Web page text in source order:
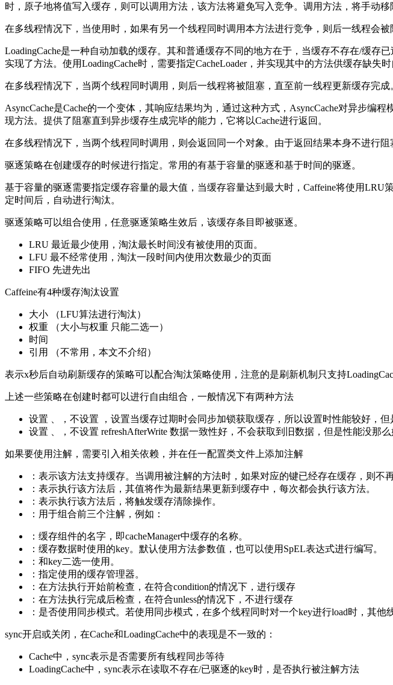
时，原子地将值写入缓存，则可以调用方法，该方法将避免写入竞争。调用方法，将手动移
在多线程情况下，当使用时，如果有另一个线程同时调用本方法进行竞争，则后一线程会
LoadingCache是一种自动加载的缓存。其和普通缓存不同的地方在于，当缓存不存在/缓
实现了方法。使用LoadingCache时，需要指定CacheLoader，并实现其中的方法供缓存缺失时
在多线程情况下，当两个线程同时调用，则后一线程将被阻塞，直至前一线程更新缓存完成
AsyncCache是Cache的一个变体，其响应结果均为，通过这种方式，AsyncCache对异步
现方法。提供了阻塞直到异步缓存生成完毕的能力，它将以Cache进行返回。
在多线程情况下，当两个线程同时调用，则会返回同一个对象。由于返回结果本身不进行
驱逐策略在创建缓存的时候进行指定。常用的有基于容量的驱逐和基于时间的驱逐。
基于容量的驱逐需要指定缓存容量的最大值，当缓存容量达到最大时，Caffeine将使用
定时间后，自动进行淘汰。
驱逐策略可以组合使用，任意驱逐策略生效后，该缓存条目即被驱逐。
LRU 最近最少使用，淘汰最长时间没有被使用的页面。
LFU 最不经常使用，淘汰一段时间内使用次数最少的页面
FIFO 先进先出
Caffeine有4种缓存淘汰设置
大小 （LFU算法进行淘汰）
权重 （大小与权重 只能二选一）
时间
引用 （不常用，本文不介绍）
表示x秒后自动刷新缓存的策略可以配合淘汰策略使用，注意的是刷新机制只支持
上述一些策略在创建时都可以进行自由组合，一般情况下有两种方法
设置 、，不设置 ，设置当缓存过期时会同步加锁获取缓存，所以设置时性能较好，
设置 、，不设置 refreshAfterWrite 数据一致性好，不会获取到旧数据，但是性能没那
如果要使用注解，需要引入相关依赖，并在任一配置类文件上添加注解
：表示该方法支持缓存。当调用被注解的方法时，如果对应的键已经存在缓存，则
：表示执行该方法后，其值将作为最新结果更新到缓存中，每次都会执行该方法。
：表示执行该方法后，将触发缓存清除操作。
：用于组合前三个注解，例如：
：缓存组件的名字，即cacheManager中缓存的名称。
：缓存数据时使用的key。默认使用方法参数值，也可以使用SpEL表达式进行编写。
：和key二选一使用。
：指定使用的缓存管理器。
：在方法执行开始前检查，在符合condition的情况下，进行缓存
：在方法执行完成后检查，在符合unless的情况下，不进行缓存
：是否使用同步模式。若使用同步模式，在多个线程同时对一个key进行load时，其他
sync开启或关闭，在Cache和LoadingCache中的表现是不一致的：
Cache中，sync表示是否需要所有线程同步等待
LoadingCache中，sync表示在读取不存在/已驱逐的key时，是否执行被注解方法